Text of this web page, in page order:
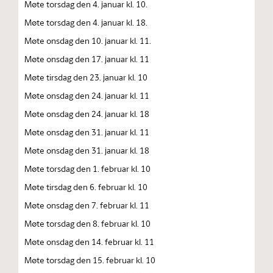
Møte torsdag den 4. januar kl. 10.
Møte torsdag den 4. januar kl. 18.
Møte onsdag den 10. januar kl. 11.
Møte onsdag den 17. januar kl. 11
Møte tirsdag den 23. januar kl. 10
Møte onsdag den 24. januar kl. 11
Møte onsdag den 24. januar kl. 18
Møte onsdag den 31. januar kl. 11
Møte onsdag den 31. januar kl. 18
Møte torsdag den 1. februar kl. 10
Møte tirsdag den 6. februar kl. 10
Møte onsdag den 7. februar kl. 11
Møte torsdag den 8. februar kl. 10
Møte onsdag den 14. februar kl. 11
Møte torsdag den 15. februar kl. 10